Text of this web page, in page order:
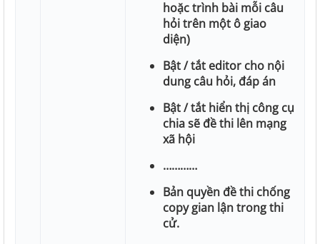
hoặc trình bài mỗi câu
hỏi trên một ô giao
diện)
Bật / tắt editor cho nội
dung câu hỏi, đáp án
Bật / tắt hiển thị công cụ
chia sẽ đề thi lên mạng
xã hội
…………
Bản quyền đề thi chống
copy gian lận trong thi
cử.